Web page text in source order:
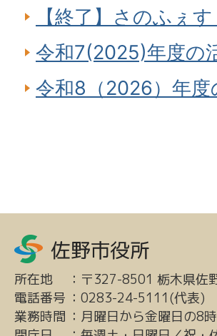
【終了】さのふぇ
令和7(2025)年度の
令和8（2026）年度
所在地 ： 〒327-8501 栃木県佐
電話番号 ： 0283-24-5111(代表)
業務時間 ： 月曜日から金曜日の8